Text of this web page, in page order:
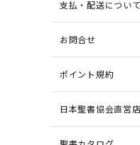
支払・配送について
お問合せ
ポイント規約
日本聖書協会直営店